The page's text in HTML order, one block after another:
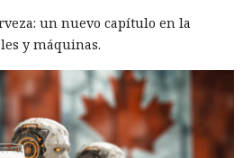
un nuevo capítulo en la
y máquinas.